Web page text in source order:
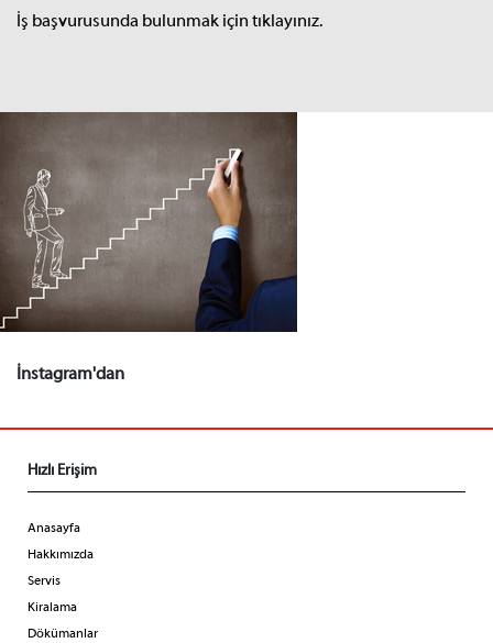
İş başvurusunda bulunmak için tıklayınız.
İnstagram'dan
Hızlı Erişim
Anasayfa
Hakkımızda
Servis
Kiralama
Dökümanlar